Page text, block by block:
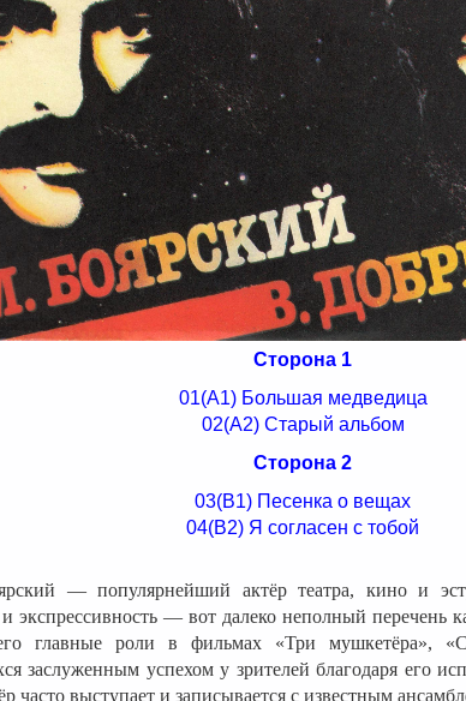
Сторона 1
01(А1) Большая медведица
02(А2) Старый альбом
Сторона 2
03(В1) Песенка о вещах
04(В2) Я согласен с тобой
— популярнейший актёр театра, кино и
экспрессивность — вот далеко неполный перечень
главные роли в фильмах «Три мушкетёра»,
заслуженным успехом у зрителей благодаря его
часто выступает и записывается с известным